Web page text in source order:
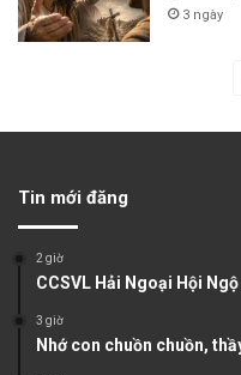
3 ngày
Tin mới đăng
2 giờ
CCSVL Hải Ngoại Hội
3 giờ
Nhớ con chuồn chuồn,